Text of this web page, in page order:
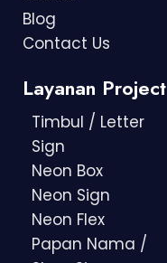
Blog
Contact Us
Layanan Project
Timbul / Letter
Sign
Neon Box
Neon Sign
Neon Flex
Papan Nama /